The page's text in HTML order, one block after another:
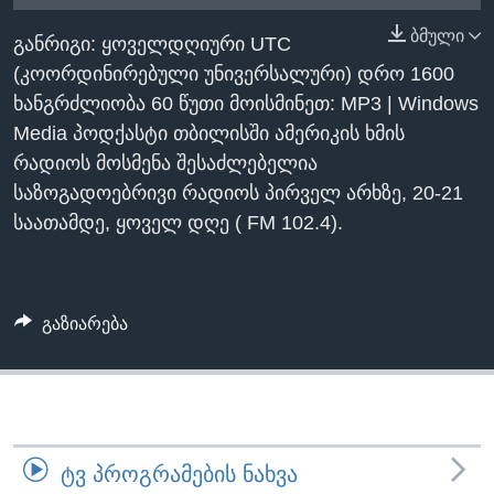
ᲯᲐᲜᲛᲠᲗᲔᲚᲝᲑᲐ
ᲛᲔᲪᲜᲘᲔᲠᲔᲑᲐ
ᲘᲜᲢᲔᲠᲕᲘᲣ
ᲙᲣᲚᲢᲣᲠᲐ
ᲒᲐᲚᲘᲚᲔᲝ
Learning English
ᲗᲕᲐᲚᲘ ᲒᲕᲐᲓᲔᲕᲜᲔᲗ
ენები
ბმული
განრიგი: ყოველდღიური UTC
(კოორდინირებული უნივერსალური) დრო 1600
ხანგრძლიობა 60 წუთი მოისმინეთ: MP3 | Windows
Media პოდქასტი თბილისში ამერიკის ხმის
რადიოს მოსმენა შესაძლებელია
საზოგადოებრივი რადიოს პირველ არხზე, 20-21
საათამდე, ყოველ დღე ( FM 102.4).
გაზიარება
ᲢᲕ ᲞᲠᲝᲒᲠᲐᲛᲔᲑᲘᲡ ᲜᲐᲮᲕᲐ